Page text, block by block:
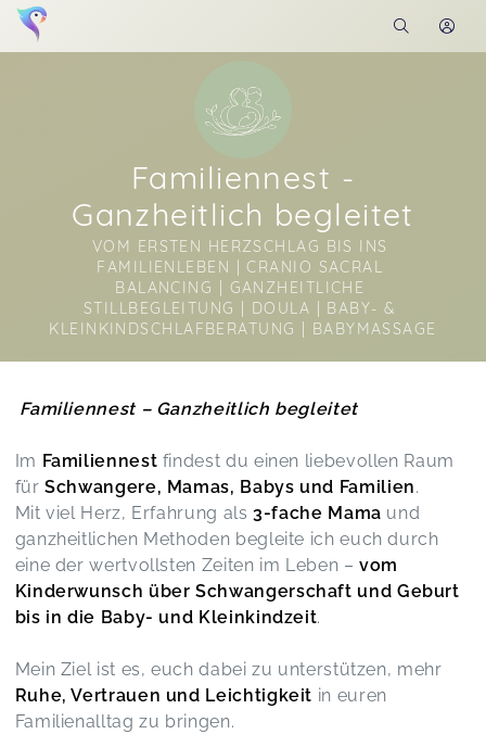
Familiennest -
Ganzheitlich begleitet
VOM ERSTEN HERZSCHLAG BIS INS
FAMILIENLEBEN | CRANIO SACRAL
BALANCING | GANZHEITLICHE
STILLBEGLEITUNG | DOULA | BABY- &
KLEINKINDSCHLAFBERATUNG | BABYMASSAGE
Familiennest – Ganzheitlich begleitet
Im Familiennest findest du einen liebevollen Raum
fürSchwangere, Mamas, Babys und Familien.
Mit viel Herz, Erfahrung als3-fache Mama und
ganzheitlichen Methoden begleite ich euch durch
eine der wertvollsten Zeiten im Leben –vom
Kinderwunsch über Schwangerschaft und Geburt
bis in die Baby- und Kleinkindzeit.
Mein Ziel ist es, euch dabei zu unterstützen, mehr
Ruhe, Vertrauen und Leichtigkeit in euren
Familienalltag zu bringen.